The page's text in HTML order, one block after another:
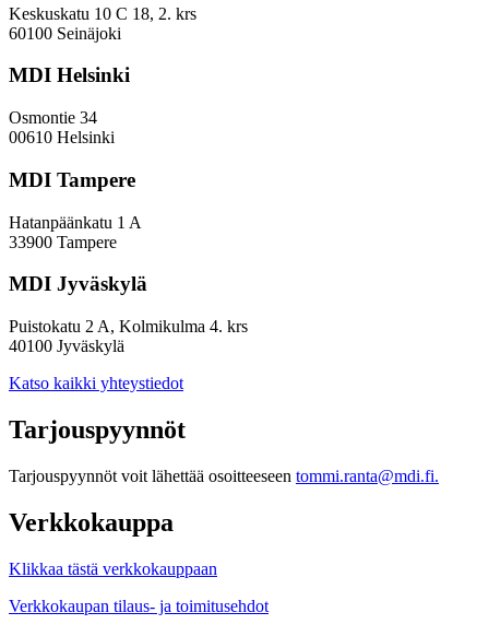
Keskuskatu 10 C 18, 2. krs
60100 Seinäjoki
MDI Helsinki
Osmontie 34
00610 Helsinki
MDI Tampere
Hatanpäänkatu 1 A
33900 Tampere
MDI Jyväskylä
Puistokatu 2 A, Kolmikulma 4. krs
40100 Jyväskylä
Katso kaikki yhteystiedot
Tarjouspyynnöt
Tarjouspyynnöt voit lähettää osoitteeseen tommi.ranta@mdi.fi.
Verkkokauppa
Klikkaa tästä verkkokauppaan
Verkkokaupan tilaus- ja toimitusehdot